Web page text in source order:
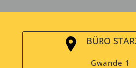
BÜRO
Gwande 1